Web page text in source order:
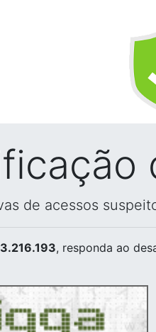
de acessos
, responda ao